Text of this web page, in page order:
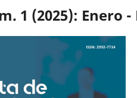
1 (2025): Enero